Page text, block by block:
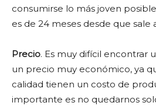
consumirse lo más joven
es de 24 meses desde que sale
Precio. Es muy difícil encontrar
un precio muy económico, ya
calidad tienen un costo de
importante es no quedarnos